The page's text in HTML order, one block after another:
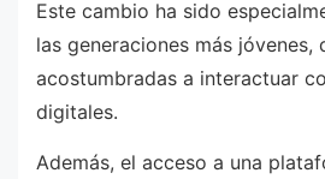
Este cambio ha sido
las generaciones más jóvenes,
acostumbradas a interactuar
digitales.
Además, el acceso a una